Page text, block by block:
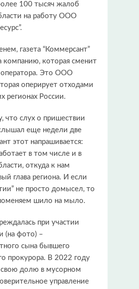
100 тысяч жалоб
на работу ООО
газета “Коммерсант”
компанию, которая сменит
Это ООО
оперирует отходами
регионах России.
что слух о пришествии
еще недели две
этот напрашивается:
в том числе и в
откуда к нам
глава региона. И если
не просто домысел, то
шило на мыло.
при участии
(на фото) –
сына бывшего
прокурора. В 2022 году
свою долю в мусорном
управление